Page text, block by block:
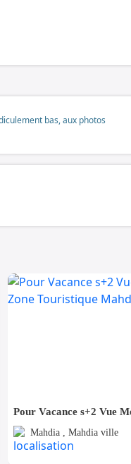
bas, aux photos
Mahdia , Mahdia ville